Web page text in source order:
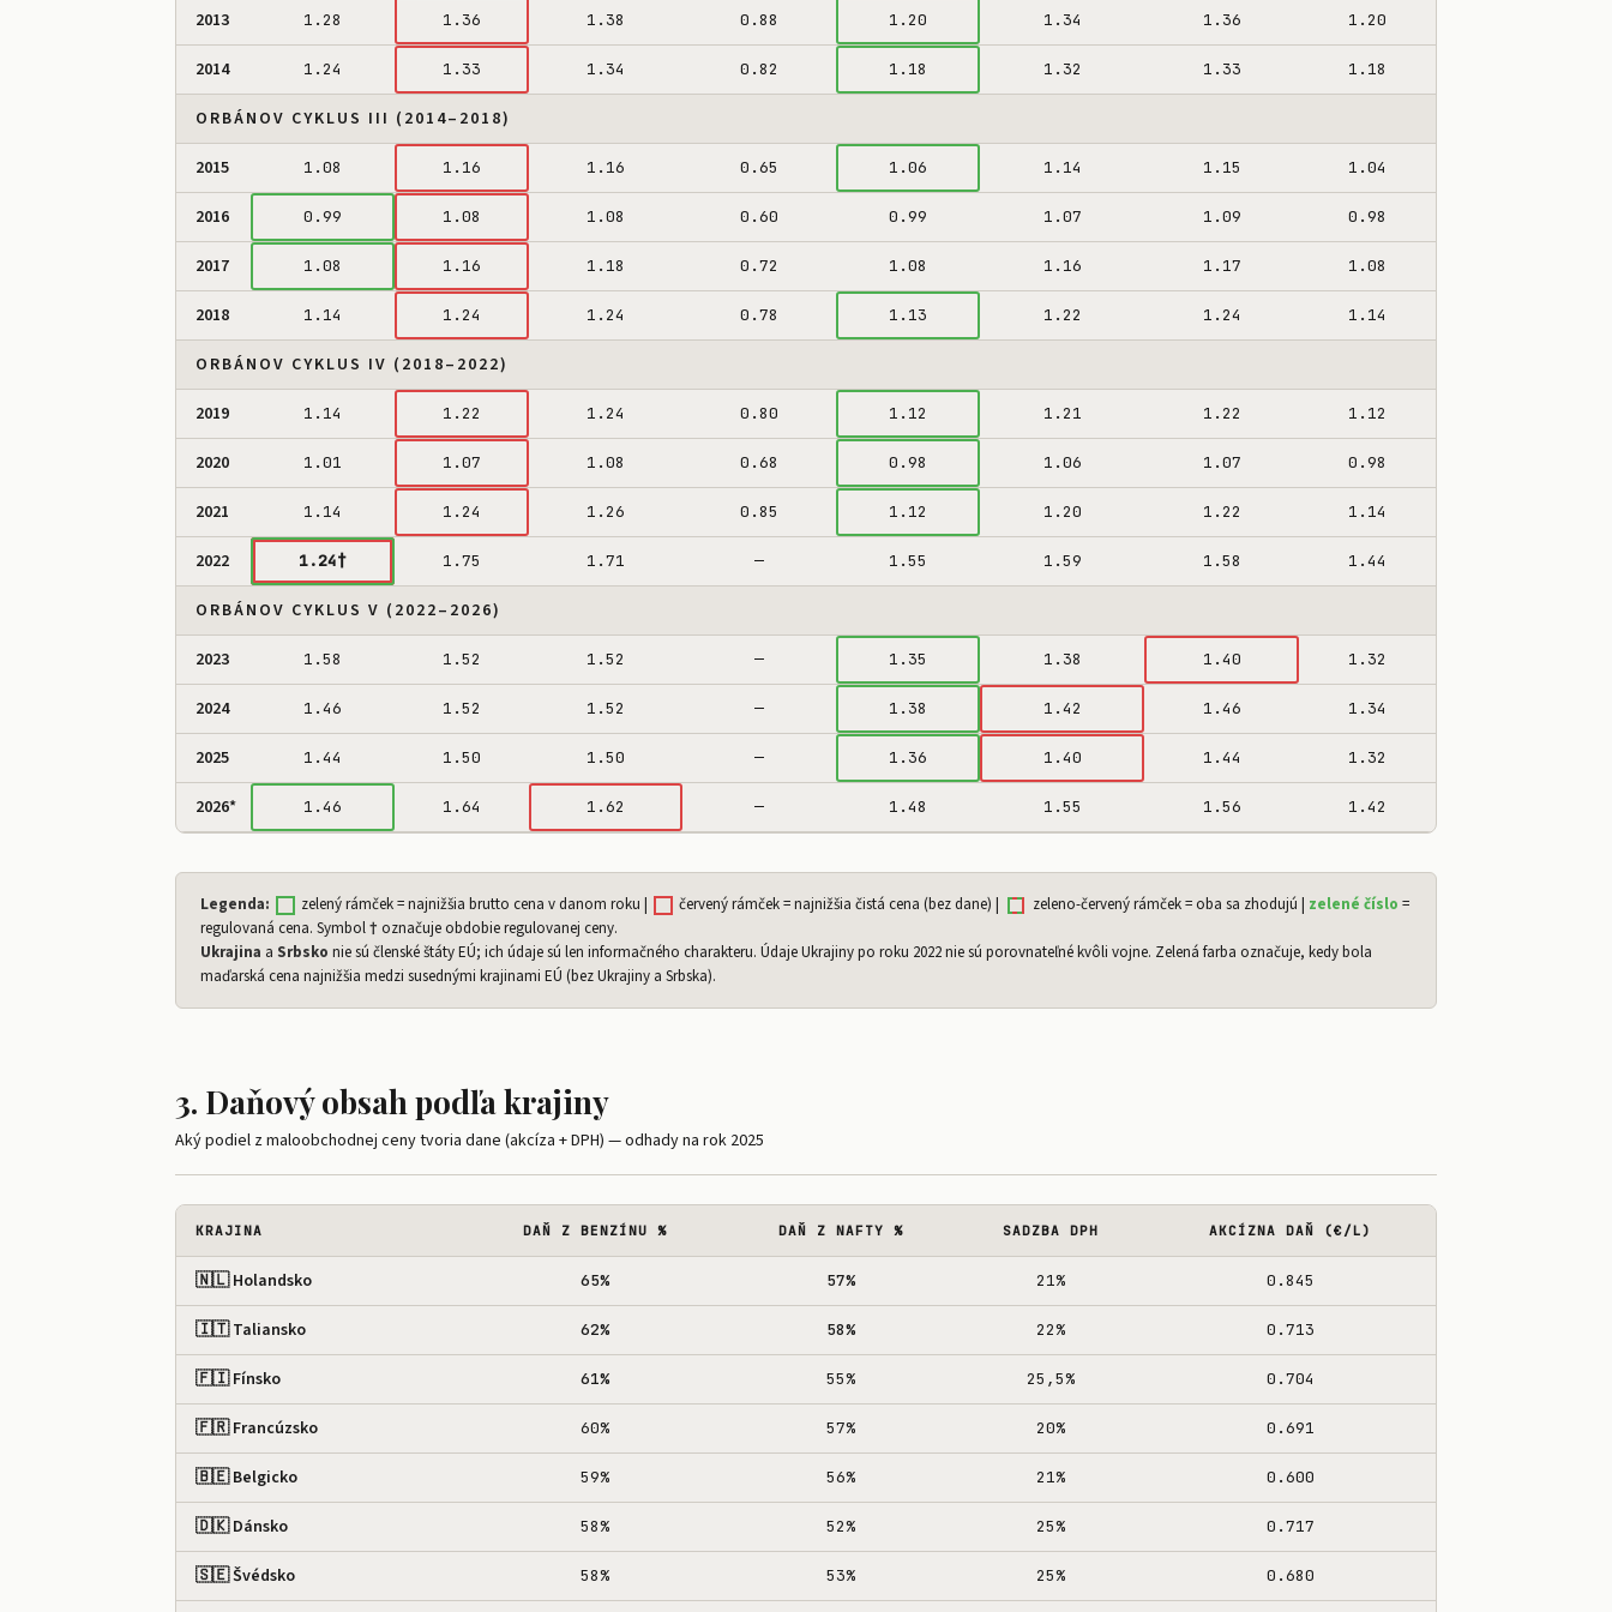
2013 1.28 1.36 1.38 0.88 1.20 1.34 1.36 1.20
2014 1.24 1.33 1.34 0.82 1.18 1.32 1.33 1.18
ORBÁNOV CYKLUS III (2014–2018)
2015 1.08 1.16 1.16 0.65 1.06 1.14 1.15 1.04
2016 0.99 1.08 1.08 0.60 0.99 1.07 1.09 0.98
2017 1.08 1.16 1.18 0.72 1.08 1.16 1.17 1.08
2018 1.14 1.24 1.24 0.78 1.13 1.22 1.24 1.14
ORBÁNOV CYKLUS IV (2018–2022)
2019 1.14 1.22 1.24 0.80 1.12 1.21 1.22 1.12
2020 1.01 1.07 1.08 0.68 0.98 1.06 1.07 0.98
2021 1.14 1.24 1.26 0.85 1.12 1.20 1.22 1.14
2022 1.24† 1.75 1.71 — 1.55 1.59 1.58 1.44
ORBÁNOV CYKLUS V (2022–2026)
2023 1.58 1.52 1.52 — 1.35 1.38 1.40 1.32
2024 1.46 1.52 1.52 — 1.38 1.42 1.46 1.34
2025 1.44 1.50 1.50 — 1.36 1.40 1.44 1.32
2026* 1.46 1.64 1.62 — 1.48 1.55 1.56 1.42
Legenda: zelený rámček = najnižšia brutto cena v danom roku | červený rámček = najnižšia čistá cena (bez dane) | zeleno-červený rámček = oba sa zhodujú | zelené číslo =
regulovaná cena. Symbol† označuje obdobie regulovanej ceny.
Ukrajina a Srbsko nie sú členské štáty EÚ; ich údaje sú len informačného charakteru. Údaje Ukrajiny po roku 2022 nie sú porovnateľné kvôli vojne. Zelená farba označuje, kedy bola
maďarská cena najnižšia medzi susednými krajinami EÚ (bez Ukrajiny a Srbska).
3. Daňový obsah podľa krajiny
Aký podiel z maloobchodnej ceny tvoria dane (akcíza + DPH) — odhady na rok 2025
KRAJINA DAŇ Z BENZÍNU % DAŇ Z NAFTY % SADZBA DPH AKCÍZNA DAŇ (€/L)
🇳🇱 Holandsko 65% 57% 21% 0.845
🇮🇹 Taliansko 62% 58% 22% 0.713
🇫🇮 Fínsko 61% 55% 25,5% 0.704
🇫🇷 Francúzsko 60% 57% 20% 0.691
🇧🇪 Belgicko 59% 56% 21% 0.600
🇩🇰 Dánsko 58% 52% 25% 0.717
🇸🇪 Švédsko 58% 53% 25% 0.680